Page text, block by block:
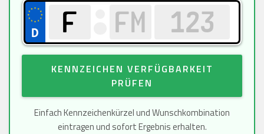
KENNZEICHEN VERFÜGBARKEIT
PRÜFEN
Einfach Kennzeichenkürzel und Wunschkombination
eintragen und sofort Ergebnis erhalten.